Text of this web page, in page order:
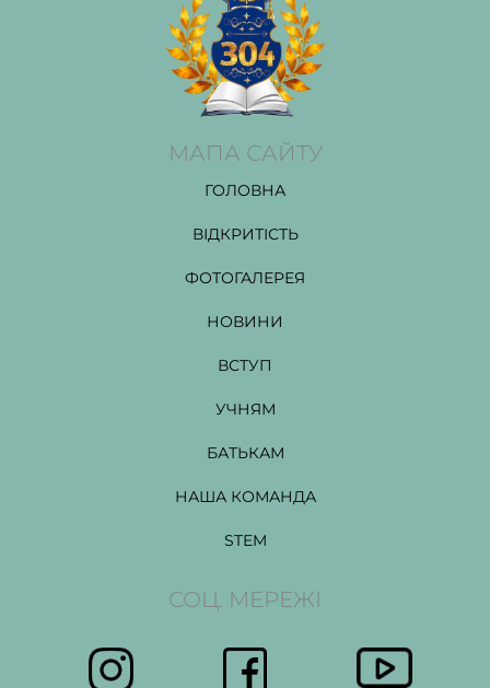
МАПА САЙТУ
ГОЛОВНА
ВІДКРИТІСТЬ
ФОТОГАЛЕРЕЯ
НОВИНИ
ВСТУП
УЧНЯМ
БАТЬКАМ
НАША КОМАНДА
STEM
СОЦ. МЕРЕЖІ